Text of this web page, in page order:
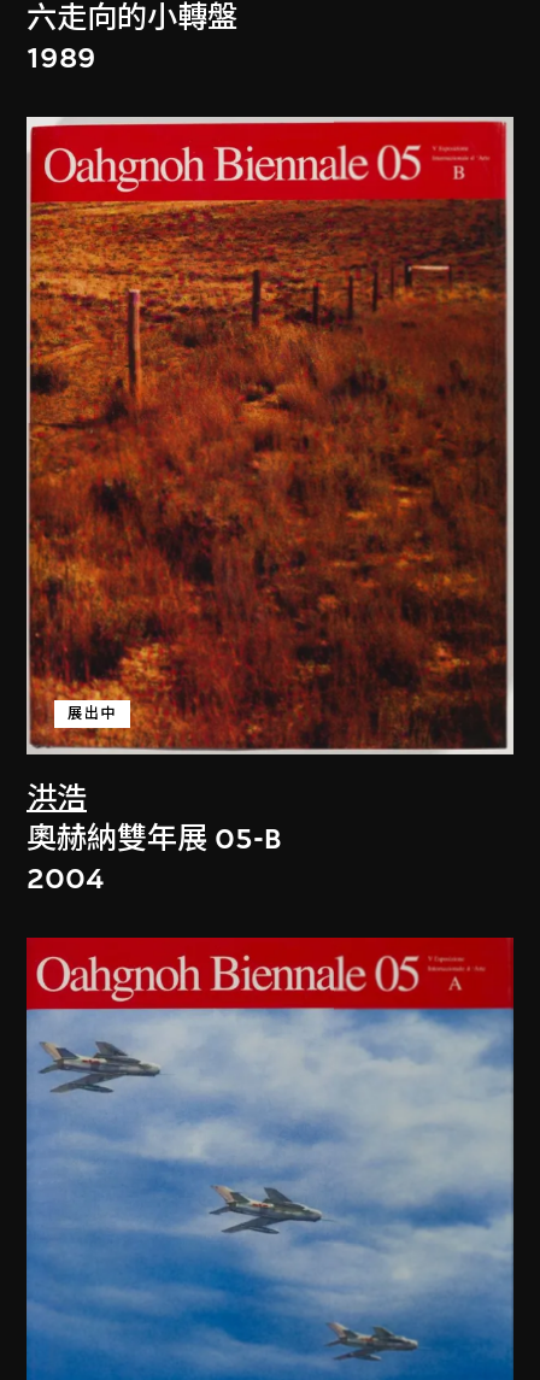
六走向的小轉盤
1989
洪浩
展出中
奧赫納雙年展 05-B
2004